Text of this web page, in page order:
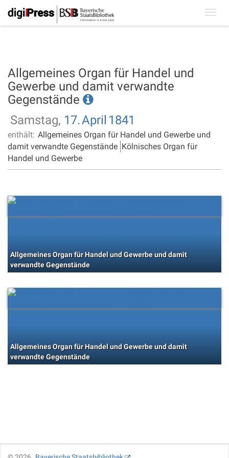
Allgemeines Organ für Handel und
Gewerbe und damit verwandte
Gegenstände
Samstag, 17.April 1841
enthält: Allgemeines Organ für Handel und Gewerbe und
damit verwandte Gegenstände Kölnisches Organ für
Handel und Gewerbe
Allgemeines Organ für Handel und Gewerbe und damit
verwandte Gegenstände
Allgemeines Organ für Handel und Gewerbe und damit
verwandte Gegenstände